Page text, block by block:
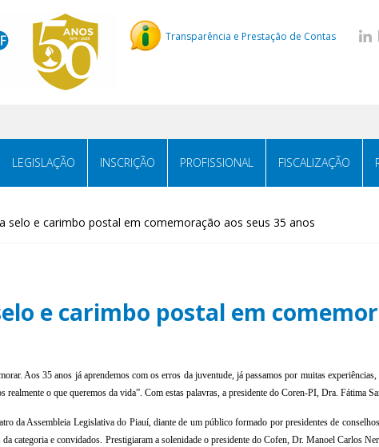
Transparência e Prestação de Contas
LEGISLAÇÃO INSCRIÇÃO PROFISSIONAL FISCALIZAÇÃO
selo e carimbo postal em comemoração aos seus 35 anos
e carimbo postal em
Aos 35 anos já aprendemos com os erros da juventude, já passamos por muitas
realmente o que queremos da vida”. Com estas palavras, a presidente do Coren-PI, Dra. Fátima
da Assembleia Legislativa do Piauí, diante de um público formado por presidentes de
categoria e convidados. Prestigiaram a solenidade o presidente do Cofen, Dr. Manoel Carlos